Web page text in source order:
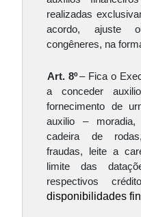
realizadas
acordo, ajuste
congêneres, na
Art. 8º – Fica o
a conceder
fornecimento de
auxilio –
cadeira de
fraudas, leite a
limite das
respectivos
disponibilidades